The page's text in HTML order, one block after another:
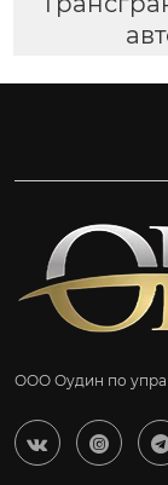
ООО Оудин по
 